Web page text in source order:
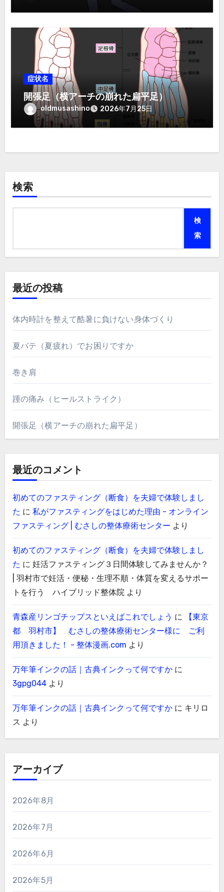
症状名
開張足（横アーチの崩れた扁平足）
oldmusashino 2026年7月25日
検索
検
索
最近の投稿
体内時計を整えて酷暑に負けない身体づくり
夏バテ（夏疲れ）でお困りですか
巻き肩
踵の痛み（ヒールストライク）
開張足（横アーチの崩れた扁平足）
最近のコメント
初めてのファスティング（断食）を夫婦で体験しまし
た に 私がファスティングをはじめた理由 - オンライン
ファスティング | むさしの整体療術センター より
初めてのファスティング（断食）を夫婦で体験しまし
た に 妊活ファスティング３日間体験してみませんか？
| 羽村市で妊活・便秘・生理不順・体質を変えるサポー
トを行う ハイブリッド整体院より
青森産リンゴチップスといえばこれでしょう に
【東京
都 羽村市】 むさしの整体療術センター様に ご利
用頂きました！ - 整体漫画.com より
万年筆インクの話｜古典インクって何ですかに
3gpg044より
万年筆インクの話｜古典インクって何ですかに キリロ
ス より
アーカイブ
2026年8月
2026年7月
2026年6月
2026年5月